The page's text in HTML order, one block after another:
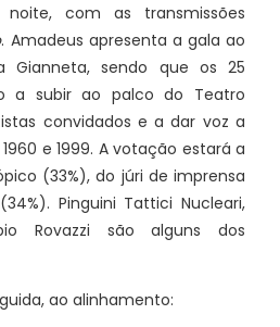
com as transmissões
. Amadeus apresenta a gala ao
Gianneta, sendo que os 25
a subir ao palco do Teatro
convidados e a dar voz a
e 1999. A votação estará a
(33%), do júri de imprensa
Pinguini Tattici Nucleari,
Rovazzi são alguns dos
ao alinhamento: